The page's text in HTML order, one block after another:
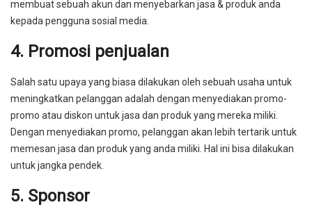
membuat sebuah akun dan menyebarkan jasa & produk anda
kepada pengguna sosial media.
4. Promosi penjualan
Salah satu upaya yang biasa dilakukan oleh sebuah usaha untuk
meningkatkan pelanggan adalah dengan menyediakan promo-
promo atau diskon untuk jasa dan produk yang mereka miliki.
Dengan menyediakan promo, pelanggan akan lebih tertarik untuk
memesan jasa dan produk yang anda miliki. Hal ini bisa dilakukan
untuk jangka pendek.
5. Sponsor